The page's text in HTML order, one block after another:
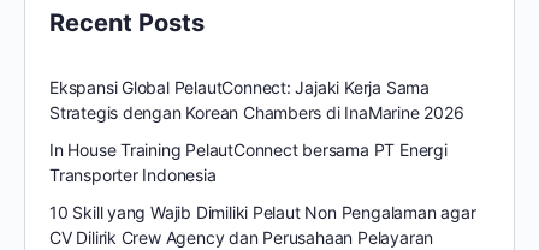
Recent Posts
Ekspansi Global PelautConnect: Jajaki Kerja Sama
Strategis dengan Korean Chambers di InaMarine 2026
In House Training PelautConnect bersama PT Energi
Transporter Indonesia
10 Skill yang Wajib Dimiliki Pelaut Non Pengalaman agar
CV Dilirik Crew Agency dan Perusahaan Pelayaran